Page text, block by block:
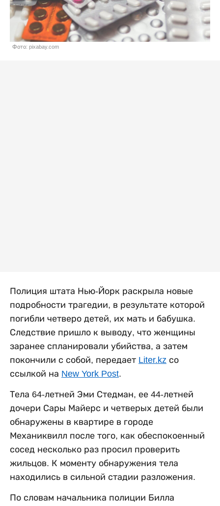
Фото: pixabay.com
Полиция штата Нью-Йорк раскрыла новые
подробности трагедии, в результате которой
погибли четверо детей, их мать и бабушка.
Следствие пришло к выводу, что женщины
заранее спланировали убийства, а затем
покончили с собой, передает Liter.kz со
ссылкой на New York Post.
Тела 64-летней Эми Стедман, ее 44-летней
дочери Сары Майерс и четверых детей были
обнаружены в квартире в городе
Механиквилл после того, как обеспокоенный
сосед несколько раз просил проверить
жильцов. К моменту обнаружения тела
находились в сильной стадии разложения.
По словам начальника полиции Билла